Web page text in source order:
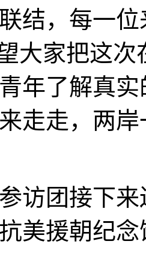
结，每一
大家把这
年了解真
走走，两
团接下来
美援朝纪